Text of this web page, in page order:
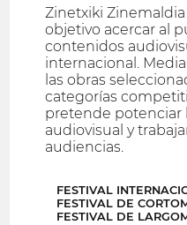
Zinetxiki
objetivo acercar al
contenidos
internacional.
las obras
categorías
pretende potenciar
audiovisual y
audiencias.
FESTIVAL
FESTIVAL DE
FESTIVAL DE